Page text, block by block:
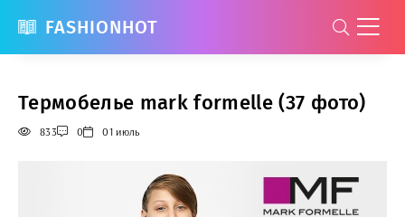
FASHIONHOT
Термобелье mark formelle (37 фото)
833 0 01 июль